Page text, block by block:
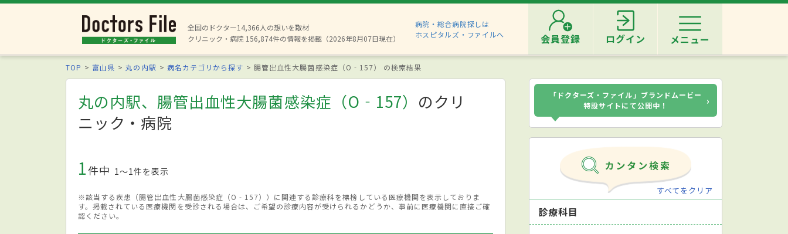
全国のドクター14,366人の想いを取材
クリニック・病院 156,874件の情報を掲載（2026年8月07日現在）
病院・総合病院探しは
ホスピタルズ・ファイルへ
会員登録 ログイン メニュー
TOP 富山県 丸の内駅 病名カテゴリから探す 腸管出血性大腸菌感染症（O‐157） の検索結果
丸の内駅、腸管出血性大腸菌感染症（O‐157） のクリ
ニック・病院
1件中 1〜1件を表示
※該当する疾患（腸管出血性大腸菌感染症（O‐157））に関連する診療科を標榜している医療機関を表示しておりま
す。掲載されている医療機関を受診される場合は、ご希望の診療内容が受けられるかどうか、事前に医療機関に直接ご確
認ください。
「ドクターズ・ファイル」ブランドムービー
特設サイトにて公開中！
›
すべてをクリア
診療科目